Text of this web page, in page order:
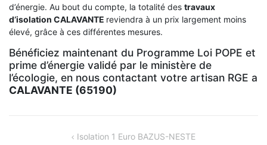
d’énergie. Au bout du compte, la totalité des travaux
d’isolation CALAVANTE reviendra à un prix largement moins
élevé, grâce à ces différentes mesures.
Bénéficiez maintenant du Programme Loi POPE et
prime d’énergie validé par le ministère de
l’écologie, en nous contactant votre artisan RGE a
CALAVANTE (65190)
NAVIGATIONIsolation 1 Euro BAZUS-NESTE